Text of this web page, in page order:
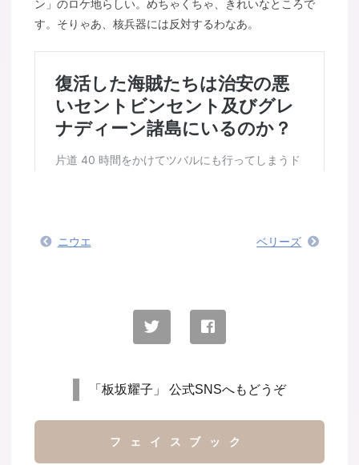
ン」のロケ地らしい。めちゃくちゃ、きれいなところで
す。そりゃあ、核兵器には反対するわなあ。
ニウエ ベリーズ
「板坂耀子」 公式SNSへもどうぞ
フェイスブック